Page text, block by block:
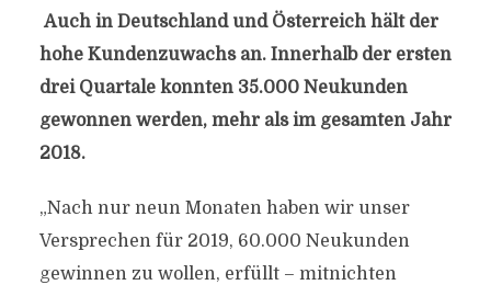
Auch in Deutschland und Österreich hält der
hohe Kundenzuwachs an. Innerhalb der ersten
drei Quartale konnten 35.000 Neukunden
gewonnen werden, mehr als im gesamten Jahr
2018.
„Nach nur neun Monaten haben wir unser
Versprechen für 2019, 60.000 Neukunden
gewinnen zu wollen, erfüllt – mitnichten